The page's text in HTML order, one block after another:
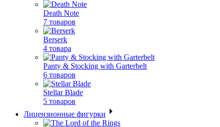
Death Note
7 товаров
Berserk
4 товара
Panty & Stocking with Garterbelt
6 товаров
Stellar Blade
5 товаров
Лицензионные фигурки